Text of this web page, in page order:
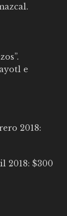
e
2018:
2018: $300